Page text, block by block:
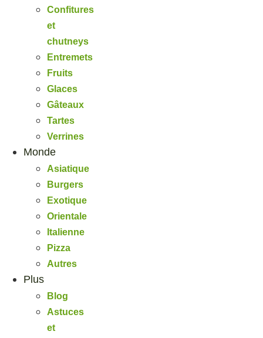
Confitures
et
chutneys
Entremets
Fruits
Glaces
Gâteaux
Tartes
Verrines
Monde
Asiatique
Burgers
Exotique
Orientale
Italienne
Pizza
Autres
Plus
Blog
Astuces
et